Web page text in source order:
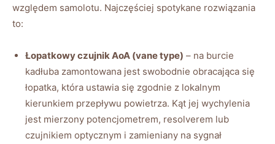
względem samolotu. Najczęściej spotykane rozwiązania
to:
Łopatkowy czujnik AoA (vane type) – na burcie
kadłuba zamontowana jest swobodnie obracająca się
łopatka, która ustawia się zgodnie z lokalnym
kierunkiem przepływu powietrza. Kąt jej wychylenia
jest mierzony potencjometrem, resolverem lub
czujnikiem optycznym i zamieniany na sygnał